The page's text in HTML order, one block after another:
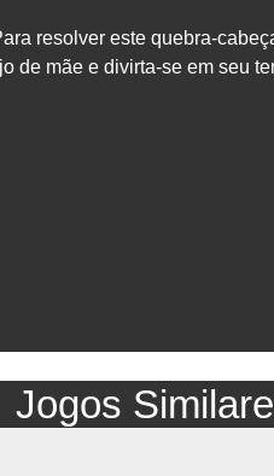
resolver este quebra-
de mãe e divirta-se em seu
Jogos